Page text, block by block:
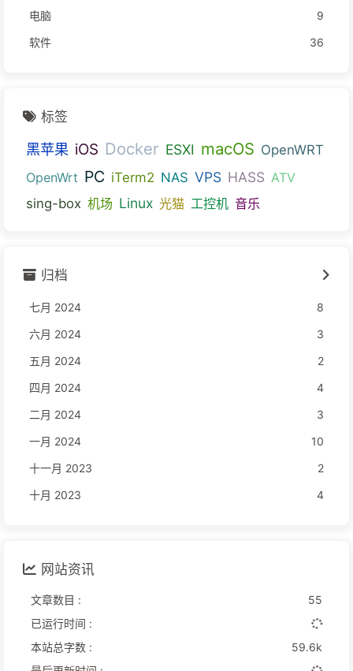
电脑
9
软件
36
标签
黑苹果 iOS Docker ESXI macOS OpenWRT
OpenWrt PC iTerm2 NAS VPS HASS ATV
sing-box 机场 Linux 光猫 工控机 音乐
归档
七月 2024
8
六月 2024
3
五月 2024
2
四月 2024
4
二月 2024
3
一月 2024
10
十一月 2023
2
十月 2023
4
网站资讯
文章数目 :
55
已运行时间 :
本站总字数 :
59.6k